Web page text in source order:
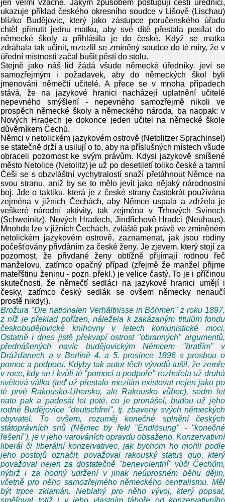
jen velmi vzácně. Jakým způsobem postupují čeští úředníci,
ukazuje příklad českého okresního soudce v Lišově (Lischau)
blízko Budějovic, který jako zástupce poručenského úřadu
chtěl přinutit jednu matku, aby své dítě přestala posílat do
německé školy a přihlásila je do české. Když se matka
zdráhala tak učinit, rozezlil se zmíněný soudce do té míry, že v
úřední místnosti začal bušit pěstí do stolu.
Stejně jako náš lid žádá všude německé úředníky, jeví se
samozřejmým i požadavek, aby do německých škol byli
jmenováni němečtí učitelé. A přece se v mnoha případech
stává, že na jazykové hranici nacházejí uplatnění učitelé
nepevného smýšlení - nepevného samozřejmě nikoli ve
prospěch německé školy a německého národa, ba naopak: v
Nových Hradech je dokonce jeden učitel na německé škole
důvěrníkem Čechů.
Němci v netolickém jazykovém ostrově (Netolitzer Sprachinsel)
se statečně drží a usilují o to, aby na příslušných místech všude
obraceli pozornost ke svým právům. Kdysi jazykově smíšené
město Netolice (Netolitz) je už po desetiletí toliko české a tamní
Češi se s obzvláštní vychytralostí snaží přetáhnout Němce na
svou stranu, aniž by se to mělo jevit jako nějaký národnostní
boj. Jde o taktiku, která je z české strany častokrát používána
zejména v jižních Čechách, aby Němce uspala a zdržela je
veškeré národní aktivity, tak zejména v Trhových Svinech
(Schweinitz), Nových Hradech, Jindřichově Hradci (Neuhaus).
Mnohde lze v jižních Čechách, zvláště pak právě ve zmíněném
netolickém jazykovém ostrově, zaznamenat, jak jsou rodiny
počešťovány přivdáním za české ženy. Je zjevem, který stojí za
pozornost, že přivdané ženy obtížně přijímají rodnou řeč
manželovu, zatímco opačný případ (zřejmě že manžel přijme
mateřštinu ženinu - pozn. překl.) je velice častý. To je i příčinou
skutečnosti, že němečtí sedláci na jazykové hranici umějí i
česky, zatímco český sedlák se ovšem německy nenaučí
prostě nikdy!).
Brožura "Die nationalen Verhältnisse in Böhmen" z roku 1897,
z níž je překlad pořízen, náležela k zakázaným titulům fondu
českobudějovické knihovny v letech komunistické moci.
Ostatně i dnes jistě překvapí ostrost "obranných" argumentů,
přednášených navíc budějovickým Němcem "bratřím" v
Drážďanech a v Berlíně 4. a 5. prosince 1896 s prosbou o
pomoc a podporu. Kdyby tak autor těch vývodů tušil, že zemře
v roce, kdy se i kvůli té "pomoci a podpoře" rozhořela už druhá
světová válka (teď už přestalo mezitím existovat nejen jako po
té prvé Rakousko-Uhersko, ale Rakousko vůbec), sedm let
nato pak a padesát let poté, co je pronášel, budou už jeho
rodné Budějovice "deutschfrei", tj. zbaveny svých německých
obyvatel. To ovšem, rozuměj konečné splnění českých
státoprávních snů (Němec by řekl "Endlösung" - "konečné
řešení"), je v jeho varováních opravdu obsaženo. Konzervativní
liberál či liberální konzervativec, jak bychom ho mohli podle
jeho postojů označit, považoval rakouský status quo, který
považoval nejen za dostatečně "benevolentní" vůči Čechům,
nýbrž i za hodný udržení v jinak neúprosném běhu dějin,
včetně pro něho samozřejmého německého centralismu. Měl
být trpce zklamán. Neblahý pro něho vývoj, který popsal,
směřoval totiž i v jeho vlastním táboře od konzervativního